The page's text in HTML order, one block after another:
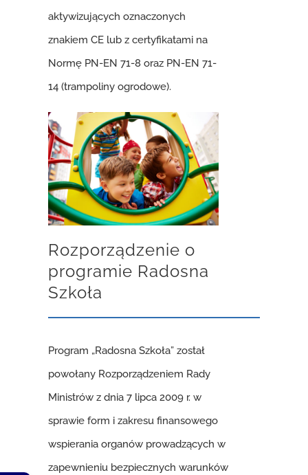
aktywizujących oznaczonych
znakiem CE lub z certyfikatami na
Normę PN-EN 71-8 oraz PN-EN 71-
14 (trampoliny ogrodowe).
Rozporządzenie o
programie Radosna
Szkoła
Program „Radosna Szkoła” został
powołany Rozporządzeniem Rady
Ministrów z dnia 7 lipca 2009 r. w
sprawie form i zakresu finansowego
wspierania organów prowadzących w
zapewnieniu bezpiecznych warunków